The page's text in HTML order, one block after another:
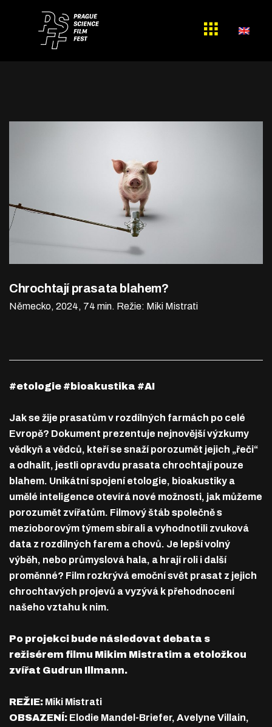
Chrochtají prasata blahem?
Německo, 2024, 74 min. Režie: Miki Mistrati
#etologie #bioakustika #AI
Jak se žije prasatům v rozdílných farmách po celé
Evropě? Dokument prezentuje nejnovější výzkumy
vědkyň a vědců, kteří se snaží porozumět jejich „řeči“
a odhalit, jestli opravdu prasata chrochtají pouze
blahem. Unikátní spojení etologie, bioakustiky a
umělé inteligence otevírá nové možnosti, jak můžeme
porozumět zvířatům. Filmový štáb společně s
mezioborovým týmem sbírali a vyhodnotili zvuková
data z rozdílných farem a chovů. Je lepší volný
výběh, nebo průmyslová hala, a hrají roli i další
proměnné? Film rozkrývá emoční svět prasat z jejich
chrochtavých projevů a vyzývá k přehodnocení
našeho vztahu k nim.
Po projekci bude následovat debata s
režisérem filmu Mikim Mistratim a etoložkou
zvířat Gudrun Illmann.
REŽIE: Miki Mistrati
OBSAZENÍ: Elodie Mandel-Briefer, Avelyne Villain,